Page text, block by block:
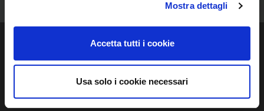
Mostra dettagli
Accetta tutti i cookie
Usa solo i cookie necessari